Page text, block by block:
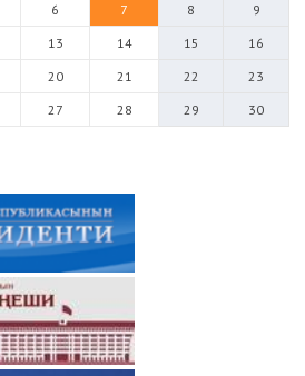
6 7 8
9
13 14 15
16
20 21 22
23
27 28 29
30